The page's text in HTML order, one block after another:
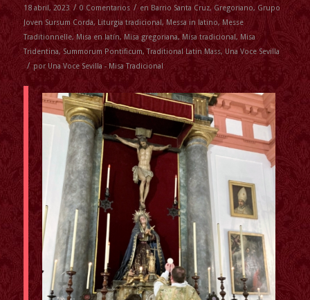
18 abril, 2023 / 0 Comentarios / en Barrio Santa Cruz, Gregoriano, Grupo
Joven Sursum Corda, Liturgia tradicional, Messa in latino, Messe
Traditionnelle,Misa en latín, Misa gregoriana, Misa tradicional, Misa
Tridentina, Summorum Pontificum,Traditional Latin Mass, Una Voce Sevilla
/ por Una Voce Sevilla - Misa Tradicional